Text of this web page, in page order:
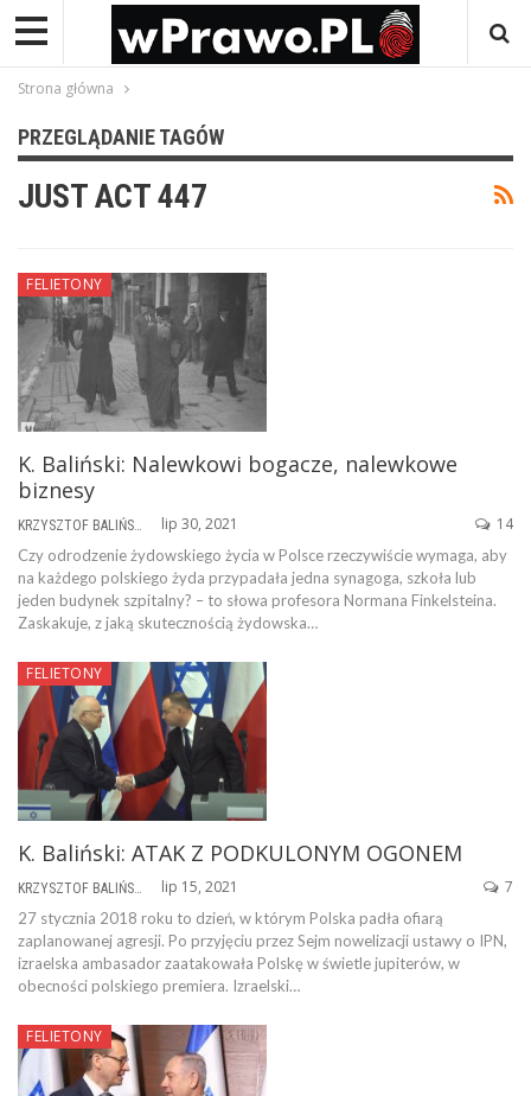
Strona główna
PRZEGLĄDANIE TAGÓW
JUST ACT 447
FELIETONY
K. Baliński: Nalewkowi bogacze, nalewkowe
biznesy
lip 30, 2021 14
Czy odrodzenie żydowskiego życia w Polsce rzeczywiście wymaga, aby
na każdego polskiego żyda przypadała jedna synagoga, szkoła lub
jeden budynek szpitalny? – to słowa profesora Normana Finkelsteina.
Zaskakuje, z jaką skutecznością żydowska…
FELIETONY
K. Baliński: ATAK Z PODKULONYM OGONEM
KRZYSZTOF BALIŃSKI lip 15, 2021 7
27 stycznia 2018 roku to dzień, w którym Polska padła ofiarą
zaplanowanej agresji. Po przyjęciu przez Sejm nowelizacji ustawy o IPN,
izraelska ambasador zaatakowała Polskę w świetle jupiterów, w
obecności polskiego premiera. Izraelski…
FELIETONY